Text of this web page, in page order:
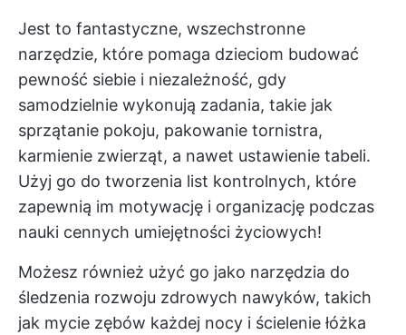
Jest to fantastyczne, wszechstronne
narzędzie, które pomaga dzieciom budować
pewność siebie i niezależność, gdy
samodzielnie wykonują zadania, takie jak
sprzątanie pokoju, pakowanie tornistra,
karmienie zwierząt, a nawet ustawienie tabeli.
Użyj go do tworzenia list kontrolnych, które
zapewnią im motywację i organizację podczas
nauki cennych umiejętności życiowych!
Możesz również użyć go jako narzędzia do
śledzenia rozwoju zdrowych nawyków, takich
jak mycie zębów każdej nocy i ścielenie łóżka